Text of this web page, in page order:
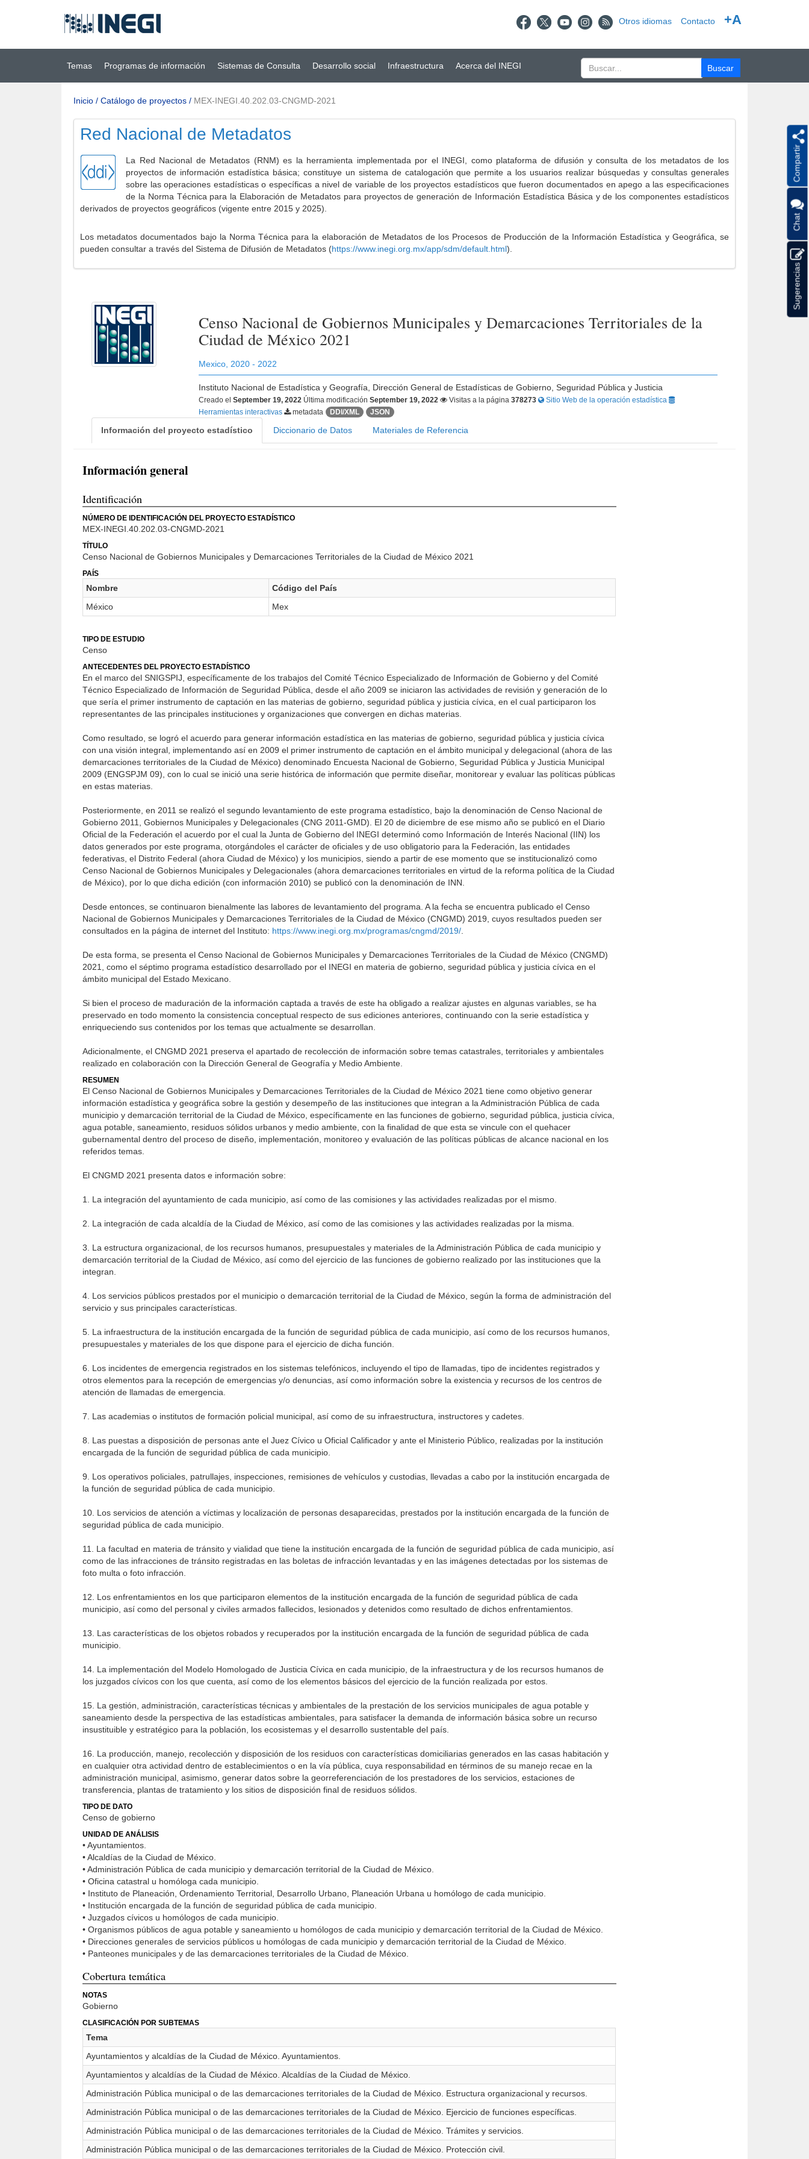
principal
(INEGI) Otros idiomas Contacto +A
Temas Programas de información Sistemas de Consulta Desarrollo social Infraestructura Acerca del INEGI
Inicio / Catálogo de proyectos / MEX-INEGI.40.202.03-CNGMD-2021
Red Nacional de Metadatos
La Red Nacional de Metadatos (RNM) es la herramienta implementada por el INEGI, como plataforma de difusión y consulta de los metadatos de los
proyectos de información estadística básica; constituye un sistema de catalogación que permite a los usuarios realizar búsquedas y consultas generales
sobre las operaciones estadísticas o específicas a nivel de variable de los proyectos estadísticos que fueron documentados en apego a las especificaciones
de la Norma Técnica para la Elaboración de Metadatos para proyectos de generación de Información Estadística Básica y de los componentes estadísticos
derivados de proyectos geográficos (vigente entre 2015 y 2025).
Los metadatos documentados bajo la Norma Técnica para la elaboración de Metadatos de los Procesos de Producción de la Información Estadística y Geográfica, se
pueden consultar a través del Sistema de Difusión de Metadatos (https://www.inegi.org.mx/app/sdm/default.html).
Censo Nacional de Gobiernos Municipales y Demarcaciones Territoriales de la
Ciudad de México 2021
Mexico 2020 - 2022
Instituto Nacional de Estadística y Geografía, Dirección General de Estadísticas de Gobierno, Seguridad Pública y Justicia
Creado elSeptember 19, 2022 Última modificaciónSeptember 19, 2022 Visitas a la página378273
Sitio Web de la operación estadística
Herramientas interactivas
metadata DDI/XML JSON
Información del proyecto estadístico Diccionario de Datos Materiales de Referencia
Información general
Identificación
NÚMERO DE IDENTIFICACIÓN DEL PROYECTO ESTADÍSTICO
MEX-INEGI.40.202.03-CNGMD-2021
TÍTULO
Censo Nacional de Gobiernos Municipales y Demarcaciones Territoriales de la Ciudad de México 2021
PAÍS
Nombre
Código del País
México
Mex
TIPO DE ESTUDIO
Censo
ANTECEDENTES DEL PROYECTO ESTADÍSTICO
En el marco del SNIGSPIJ, específicamente de los trabajos del Comité Técnico Especializado de Información de Gobierno y del Comité
Técnico Especializado de Información de Seguridad Pública, desde el año 2009 se iniciaron las actividades de revisión y generación de lo
que sería el primer instrumento de captación en las materias de gobierno, seguridad pública y justicia cívica, en el cual participaron los
representantes de las principales instituciones y organizaciones que convergen en dichas materias.
Como resultado, se logró el acuerdo para generar información estadística en las materias de gobierno, seguridad pública y justicia cívica
con una visión integral, implementando así en 2009 el primer instrumento de captación en el ámbito municipal y delegacional (ahora de las
demarcaciones territoriales de la Ciudad de México) denominado Encuesta Nacional de Gobierno, Seguridad Pública y Justicia Municipal
2009 (ENGSPJM 09), con lo cual se inició una serie histórica de información que permite diseñar, monitorear y evaluar las políticas públicas
en estas materias.
Posteriormente, en 2011 se realizó el segundo levantamiento de este programa estadístico, bajo la denominación de Censo Nacional de
Gobierno 2011, Gobiernos Municipales y Delegacionales (CNG 2011-GMD). El 20 de diciembre de ese mismo año se publicó en el Diario
Oficial de la Federación el acuerdo por el cual la Junta de Gobierno del INEGI determinó como Información de Interés Nacional (IIN) los
datos generados por este programa, otorgándoles el carácter de oficiales y de uso obligatorio para la Federación, las entidades
federativas, el Distrito Federal (ahora Ciudad de México) y los municipios, siendo a partir de ese momento que se institucionalizó como
Censo Nacional de Gobiernos Municipales y Delegacionales (ahora demarcaciones territoriales en virtud de la reforma política de la Ciudad
de México), por lo que dicha edición (con información 2010) se publicó con la denominación de INN.
Desde entonces, se continuaron bienalmente las labores de levantamiento del programa. A la fecha se encuentra publicado el Censo
Nacional de Gobiernos Municipales y Demarcaciones Territoriales de la Ciudad de México (CNGMD) 2019, cuyos resultados pueden ser
consultados en la página de internet del Instituto: https://www.inegi.org.mx/programas/cngmd/2019/
De esta forma, se presenta el Censo Nacional de Gobiernos Municipales y Demarcaciones Territoriales de la Ciudad de México (CNGMD)
2021, como el séptimo programa estadístico desarrollado por el INEGI en materia de gobierno, seguridad pública y justicia cívica en el
ámbito municipal del Estado Mexicano.
Si bien el proceso de maduración de la información captada a través de este ha obligado a realizar ajustes en algunas variables, se ha
preservado en todo momento la consistencia conceptual respecto de sus ediciones anteriores, continuando con la serie estadística y
enriqueciendo sus contenidos por los temas que actualmente se desarrollan.
Adicionalmente, el CNGMD 2021 preserva el apartado de recolección de información sobre temas catastrales, territoriales y ambientales
realizado en colaboración con la Dirección General de Geografía y Medio Ambiente.
RESUMEN
El Censo Nacional de Gobiernos Municipales y Demarcaciones Territoriales de la Ciudad de México 2021 tiene como objetivo generar
información estadística y geográfica sobre la gestión y desempeño de las instituciones que integran a la Administración Pública de cada
municipio y demarcación territorial de la Ciudad de México, específicamente en las funciones de gobierno, seguridad pública, justicia cívica,
agua potable, saneamiento, residuos sólidos urbanos y medio ambiente, con la finalidad de que esta se vincule con el quehacer
gubernamental dentro del proceso de diseño, implementación, monitoreo y evaluación de las políticas públicas de alcance nacional en los
referidos temas.
El CNGMD 2021 presenta datos e información sobre:
1. La integración del ayuntamiento de cada municipio, así como de las comisiones y las actividades realizadas por el mismo.
2. La integración de cada alcaldía de la Ciudad de México, así como de las comisiones y las actividades realizadas por la misma.
3. La estructura organizacional, de los recursos humanos, presupuestales y materiales de la Administración Pública de cada municipio y
demarcación territorial de la Ciudad de México, así como del ejercicio de las funciones de gobierno realizado por las instituciones que la
integran.
4. Los servicios públicos prestados por el municipio o demarcación territorial de la Ciudad de México, según la forma de administración del
servicio y sus principales características.
5. La infraestructura de la institución encargada de la función de seguridad pública de cada municipio, así como de los recursos humanos,
presupuestales y materiales de los que dispone para el ejercicio de dicha función.
6. Los incidentes de emergencia registrados en los sistemas telefónicos, incluyendo el tipo de llamadas, tipo de incidentes registrados y
otros elementos para la recepción de emergencias y/o denuncias, así como información sobre la existencia y recursos de los centros de
atención de llamadas de emergencia.
7. Las academias o institutos de formación policial municipal, así como de su infraestructura, instructores y cadetes.
8. Las puestas a disposición de personas ante el Juez Cívico u Oficial Calificador y ante el Ministerio Público, realizadas por la institución
encargada de la función de seguridad pública de cada municipio.
9. Los operativos policiales, patrullajes, inspecciones, remisiones de vehículos y custodias, llevadas a cabo por la institución encargada de
la función de seguridad pública de cada municipio.
10. Los servicios de atención a víctimas y localización de personas desaparecidas, prestados por la institución encargada de la función de
seguridad pública de cada municipio.
11. La facultad en materia de tránsito y vialidad que tiene la institución encargada de la función de seguridad pública de cada municipio, así
como de las infracciones de tránsito registradas en las boletas de infracción levantadas y en las imágenes detectadas por los sistemas de
foto multa o foto infracción.
12. Los enfrentamientos en los que participaron elementos de la institución encargada de la función de seguridad pública de cada
municipio, así como del personal y civiles armados fallecidos, lesionados y detenidos como resultado de dichos enfrentamientos.
13. Las características de los objetos robados y recuperados por la institución encargada de la función de seguridad pública de cada
municipio.
14. La implementación del Modelo Homologado de Justicia Cívica en cada municipio, de la infraestructura y de los recursos humanos de
los juzgados cívicos con los que cuenta, así como de los elementos básicos del ejercicio de la función realizada por estos.
15. La gestión, administración, características técnicas y ambientales de la prestación de los servicios municipales de agua potable y
saneamiento desde la perspectiva de las estadísticas ambientales, para satisfacer la demanda de información básica sobre un recurso
insustituible y estratégico para la población, los ecosistemas y el desarrollo sustentable del país.
16. La producción, manejo, recolección y disposición de los residuos con características domiciliarias generados en las casas habitación y
en cualquier otra actividad dentro de establecimientos o en la vía pública, cuya responsabilidad en términos de su manejo recae en la
administración municipal, asimismo, generar datos sobre la georreferenciación de los prestadores de los servicios, estaciones de
transferencia, plantas de tratamiento y los sitios de disposición final de residuos sólidos.
TIPO DE DATO
Censo de gobierno
UNIDAD DE ANÁLISIS
• Ayuntamientos.
• Alcaldías de la Ciudad de México.
• Administración Pública de cada municipio y demarcación territorial de la Ciudad de México.
• Oficina catastral u homóloga cada municipio.
• Instituto de Planeación, Ordenamiento Territorial, Desarrollo Urbano, Planeación Urbana u homólogo de cada municipio.
• Institución encargada de la función de seguridad pública de cada municipio.
• Juzgados cívicos u homólogos de cada municipio.
• Organismos públicos de agua potable y saneamiento u homólogos de cada municipio y demarcación territorial de la Ciudad de México.
• Direcciones generales de servicios públicos u homólogas de cada municipio y demarcación territorial de la Ciudad de México.
• Panteones municipales y de las demarcaciones territoriales de la Ciudad de México.
Cobertura temática
NOTAS
Gobierno
CLASIFICACIÓN POR SUBTEMAS
Tema
Ayuntamientos y alcaldías de la Ciudad de México. Ayuntamientos.
Ayuntamientos y alcaldías de la Ciudad de México. Alcaldías de la Ciudad de México.
Administración Pública municipal o de las demarcaciones territoriales de la Ciudad de México. Estructura organizacional y recursos.
Administración Pública municipal o de las demarcaciones territoriales de la Ciudad de México. Ejercicio de funciones específicas.
Administración Pública municipal o de las demarcaciones territoriales de la Ciudad de México. Trámites y servicios.
Administración Pública municipal o de las demarcaciones territoriales de la Ciudad de México. Protección civil.
Compartir
Chat
Sugerencias